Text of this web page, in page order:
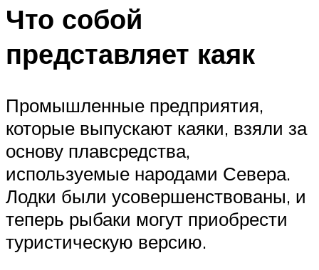
Что собой
представляет каяк
Промышленные предприятия,
которые выпускают каяки, взяли за
основу плавсредства,
используемые народами Севера.
Лодки были усовершенствованы, и
теперь рыбаки могут приобрести
туристическую версию.